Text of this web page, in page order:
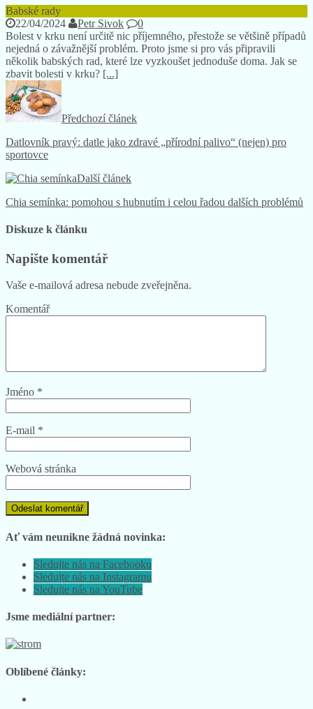
Babské rady
22/04/2024
Petr Sivok
0
Bolest v krku není určitě nic příjemného, přestože se většině případů
nejedná o závažnější problém. Proto jsme si pro vás připravili
několik babských rad, které lze vyzkoušet jednoduše doma. Jak se
zbavit bolesti v krku? [...]
Předchozí článek
Datlovník pravý: datle jako zdravé „přírodní palivo“ (nejen) pro
sportovce
Další článek
Chia semínka: pomohou s hubnutím i celou řadou dalších problémů
Diskuze k článku
Napište komentář
Vaše e-mailová adresa nebude zveřejněna.
Komentář
Jméno *
E-mail *
Webová stránka
Ať vám neunikne žádná novinka:
Sledujte nás na Facebooku
Sledujte nás na Instagramu
Sledujte nás na YouTube
Jsme mediální partner:
Oblíbené články: